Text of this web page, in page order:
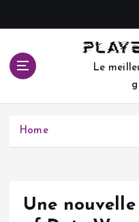
c
Le
Home
Une